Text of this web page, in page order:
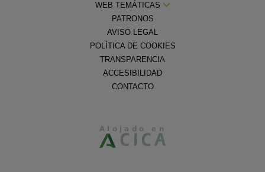
WEB TEMÁTICAS
PATRONOS
AVISO LEGAL
POLÍTICA DE COOKIES
TRANSPARENCIA
ACCESIBILIDAD
CONTACTO